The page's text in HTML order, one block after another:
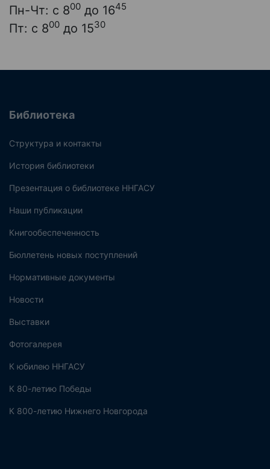
Пн-Чт: с 800 до 1645
Пт: с 800 до 1530
Библиотека
Структура и контакты
История библиотеки
Презентация о библиотеке ННГАСУ
Наши публикации
Книгообеспеченность
Бюллетень новых поступлений
Нормативные документы
Новости
Выставки
Фотогалерея
К юбилею ННГАСУ
К 80-летию Победы
К 800-летию Нижнего Новгорода